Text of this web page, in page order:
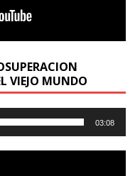
VIEJO MUNDO
03:08